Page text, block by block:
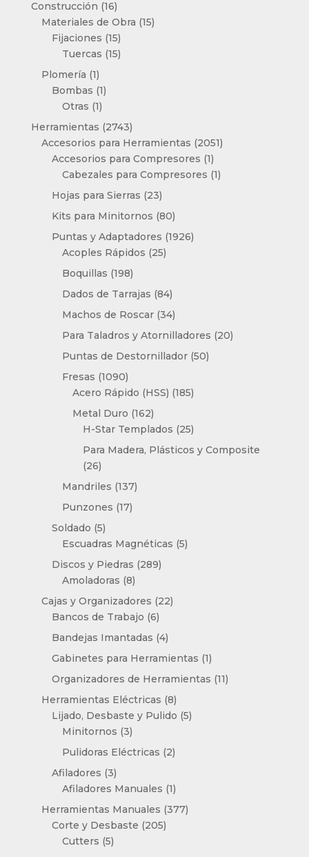
Construcción 1616
productos
Materiales de Obra 1515
Fijaciones 1515
productos
Tuercas 1515
Plomería 11
producto
Bombas 11
Otras 11
producto
Herramientas 27432743
productos
Accesorios para Herramientas 20512051
Accesorios para Compresores 11
producto
Cabezales para Compresores 11
Hojas para Sierras 2323
productos
Kits para Minitornos 8080
productos
Puntas y Adaptadores 19261926
Acoples Rápidos 2525
Boquillas 198198
productos
Dados de Tarrajas 8484
productos
Machos de Roscar 3434
productos
Para Taladros y Atornilladores 2020
Puntas de Destornillador 5050
Fresas 10901090
productos
Acero Rápido (HSS) 185185
Metal Duro 162162
productos
H-Star Templados 2525
productos
Para Madera, Plásticos y Composite
2626
productos
Mandriles 137137
Punzones 1717
Soldado 55
productos
Escuadras Magnéticas 55
Discos y Piedras 289289
Amoladoras 88
productos
Cajas y Organizadores 2222
Bancos de Trabajo 66
productos
Bandejas Imantadas 44
productos
Gabinetes para Herramientas 11
producto
Organizadores de Herramientas 1111
Herramientas Eléctricas 88
productos
Lijado, Desbaste y Pulido 55
Minitornos 33
productos
Pulidoras Eléctricas 22
Afiladores 33
productos
Afiladores Manuales 11
producto
Herramientas Manuales 377377
Corte y Desbaste 205205
Cutters 55